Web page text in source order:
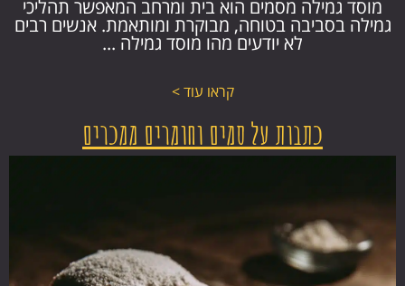
מוסד גמילה מסמים הוא בית ומרחב המאפשר תהליכי
גמילה בסביבה בטוחה, מבוקרת ומותאמת. אנשים רבים
לא יודעים מהו מוסד גמילה ...
קראו עוד >
כתבות על סמים וחומרים ממכרים